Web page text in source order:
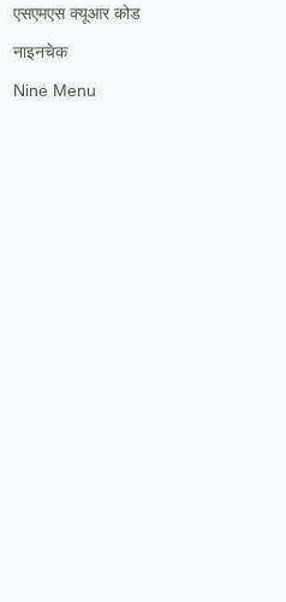
एसएमएस क्यूआर कोड
नाइनचेक
Nine Menu